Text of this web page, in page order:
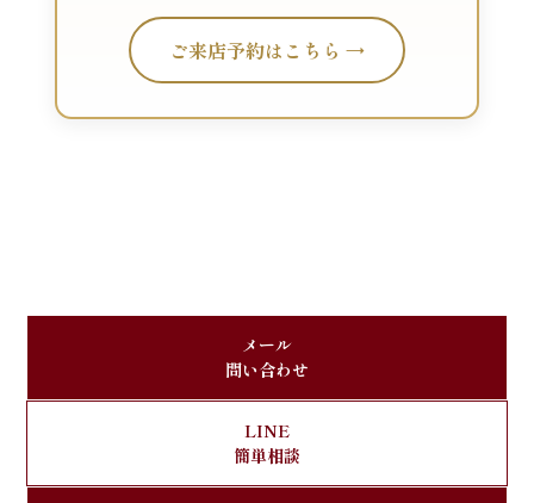
ご来店予約はこちら →
メール
問い合わせ
LINE
簡単相談